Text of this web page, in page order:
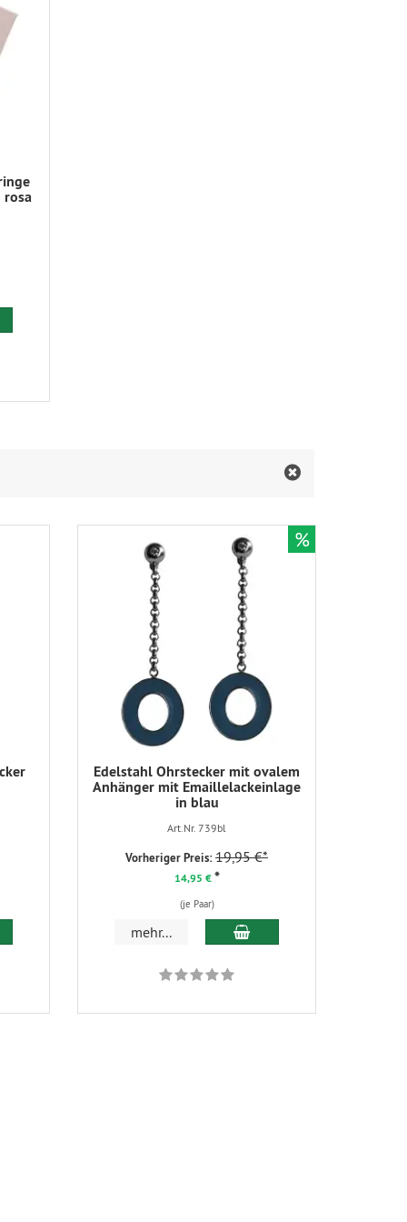
rosa
Warenkorb
Warenkorb
Edelstahl Ohrstecker mit ovalem
Anhänger mit Emaillelackeinlage
in blau
Art.Nr. 739bl
Vorheriger Preis:19,95 €*
14,95 €*
(je Paar)
mehr... In den Warenkorb
%